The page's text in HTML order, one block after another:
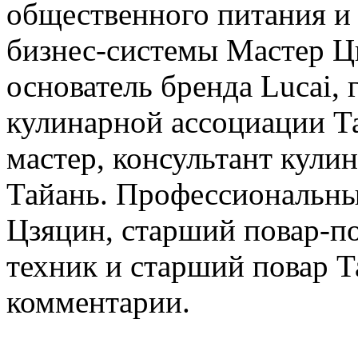
общественного питания
бизнес-системы Мастер
основатель бренда
кулинарной ассоциации
мастер, консультант
Тайань.
Цзяцин, старший повар-
техник и старший повар
комментарии.